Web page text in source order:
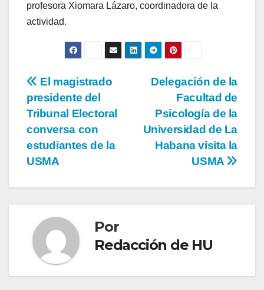
profesora Xiomara Lázaro, coordinadora de la
actividad.
Delegación de la
Facultad de
Psicología de la
Universidad de La
Habana visita la
USMA
El magistrado
presidente del
Tribunal Electoral
conversa con
estudiantes de la
USMA
Por
Redacción de HU